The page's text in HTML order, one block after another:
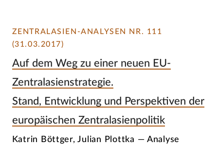
ZENTRALASIEN-ANALYSEN NR. 111
(31.03.2017)
Auf dem Weg zu einer neuen EU-
Zentralasienstrategie.
Stand, Entwicklung und Perspektiven der
europäischen Zentralasienpolitik
Katrin Böttger, Julian Plottka — Analyse